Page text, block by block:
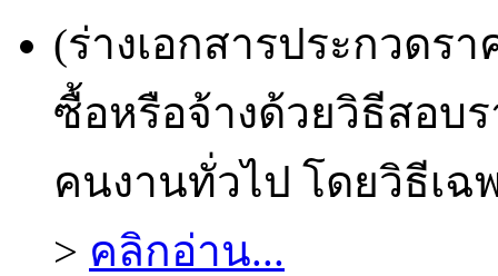
(ร่างเอกสารประกวดรา
ซื้อหรือจ้างด้วยวิธีสอบ
คนงานทั่วไป โดยวิธีเฉ
> คลิกอ่าน...